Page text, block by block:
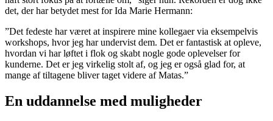
det, der har betydet mest for Ida Marie Hermann:
”Det fedeste har været at inspirere mine kollegaer via eksempelvis
workshops, hvor jeg har undervist dem. Det er fantastisk at opleve,
hvordan vi har løftet i flok og skabt nogle gode oplevelser for
kunderne. Det er jeg virkelig stolt af, og jeg er også glad for, at
mange af tiltagene bliver taget videre af Matas.”
En uddannelse med muligheder